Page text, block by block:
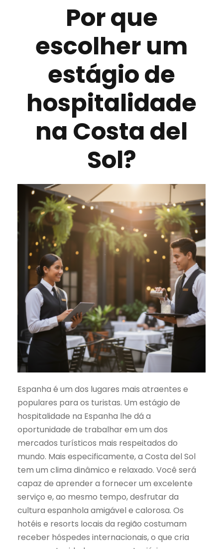
Por que
escolher um
estágio de
hospitalidade
na Costa del
Sol?
Espanha é um dos lugares mais atraentes e
populares para os turistas. Um estágio de
hospitalidade na Espanha lhe dá a
oportunidade de trabalhar em um dos
mercados turísticos mais respeitados do
mundo. Mais especificamente, a Costa del Sol
tem um clima dinâmico e relaxado. Você será
capaz de aprender a fornecer um excelente
serviço e, ao mesmo tempo, desfrutar da
cultura espanhola amigável e calorosa. Os
hotéis e resorts locais da região costumam
receber hóspedes internacionais, o que cria